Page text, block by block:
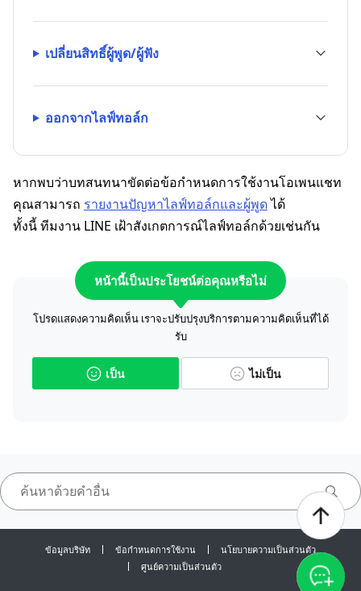
เปลี่ยนสิทธิ์ผู้พูด/ผู้ฟัง
ออกจากไลฟ์ทอล์ก
หากพบว่าบทสนทนาขัดต่อข้อกำหนดการใช้งานโอเพนแชท
คุณสามารถ รายงานปัญหาไลฟ์ทอล์กและผู้พูดได้
ทั้งนี้ ทีมงาน LINE เฝ้าสังเกตการณ์ไลฟ์ทอล์กด้วยเช่นกัน
หน้านี้เป็นประโยชน์ต่อคุณหรือไม่
โปรดแสดงความคิดเห็น เราจะปรับปรุงบริการตามความคิดเห็นที่ได้
รับ
เป็น ไม่เป็น
ข้อมูลบริษัท ข้อกำหนดการใช้งาน
นโยบายความเป็นส่วนตัว
ศูนย์ความเป็นส่วนตัว